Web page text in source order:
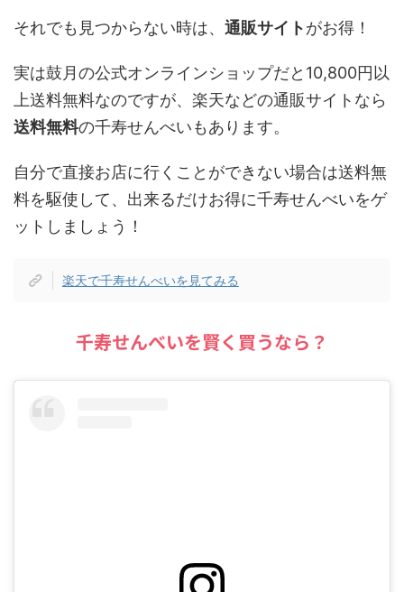
それでも見つからない時は、 通販サイトがお得！
実は鼓月の公式オンラインショップだと10,800円以
上送料無料なのですが、楽天などの通販サイトなら
送料無料の千寿せんべいもあります。
自分で直接お店に行くことができない場合は送料無
料を駆使して、出来るだけお得に千寿せんべいをゲ
ットしましょう！
楽天で千寿せんべいを見てみる
千寿せんべいを賢く買うなら？